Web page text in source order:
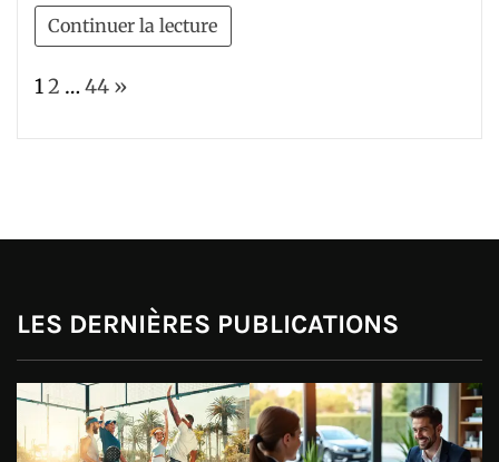
Continuer la lecture
Page:
12 … 44 Next
»
LES DERNIÈRES PUBLICATIONS